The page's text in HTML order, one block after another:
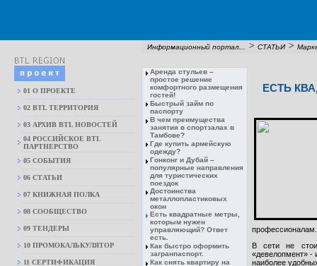
Информационный портал... > СТАТЬИ >
01 О ПРОЕКТЕ
02 BTL ТЕРРИТОРИЯ
03 АРХИВ BTL НОВОСТЕЙ
04 РОССИЙСКОЕ BTL
ПАРТНЕРСТВО
05 СОБЫТИЯ
06 СТАТЬИ
07 КНИЖНАЯ ПОЛКА
08 CООБЩЕСТВО
09 ТЕНДЕРЫ
10 ПРОМОКАЛЬКУЛЯТОР
11 СЕРТИФИКАЦИЯ
Аренда стульев –
простое решение
комфортного размещения
гостей!
Быстрый займ по
паспорту
В чем преимущества
занятия в спортзалах в
Тамбове?
Где купить армейскую
одежду?
Гонконг и Дубай –
популярные направления
для туристических
поездок
Достоинства
металлопластиковых
окон
Есть квадратные метры,
которым нужен
управляющий? Ответ
есть.
Как быстро оформить
загранпаспорт.
Как снять квартиру на
ЕСТЬ
профессионалам.
В сети не
«девелопмент» -
наиболее